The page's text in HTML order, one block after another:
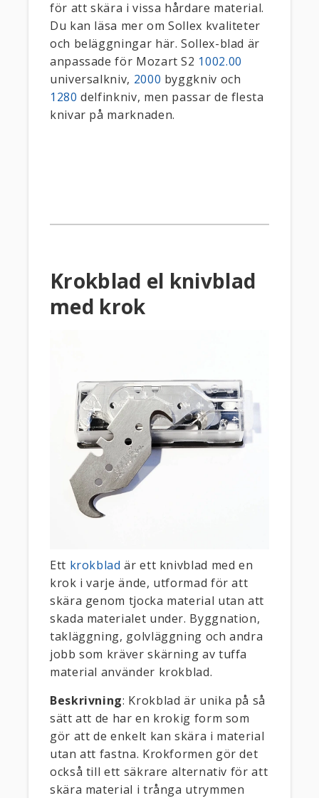
för att skära i vissa hårdare material.
Du kan läsa mer om Sollex kvaliteter
och beläggningar här. Sollex-blad är
anpassade för Mozart S2 1002.00
universalkniv, 2000 byggkniv och
1280 delfinkniv, men passar de flesta
knivar på marknaden.
Krokblad el knivblad
med krok
Ett krokblad är ett knivblad med en
krok i varje ände, utformad för att
skära genom tjocka material utan att
skada materialet under. Byggnation,
takläggning, golvläggning och andra
jobb som kräver skärning av tuffa
material använder krokblad.
Beskrivning: Krokblad är unika på så
sätt att de har en krokig form som
gör att de enkelt kan skära i material
utan att fastna. Krokformen gör det
också till ett säkrare alternativ för att
skära material i trånga utrymmen